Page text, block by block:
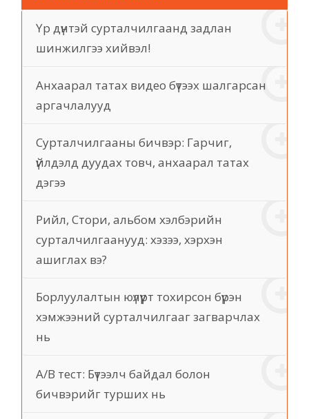
Үр дүнтэй сурталчилгаанд задлан
шинжилгээ хийвэл!
Анхаарал татах видео бүтээх шалгарсан
аргачлалууд
Сурталчилгааны бичвэр: Гарчиг,
үйлдэлд дуудах товч, анхаарал татах
дэгээ
Рийл, Стори, альбом хэлбэрийн
сурталчилгаанууд: хэзээ, хэрхэн
ашиглах вэ?
Борлуулалтын юүлүүрт тохирсон бүрэн
хэмжээний сурталчилгааг загварчлах
нь
A/B тест: Бүтээлч байдал болон
бичвэрийг турших нь